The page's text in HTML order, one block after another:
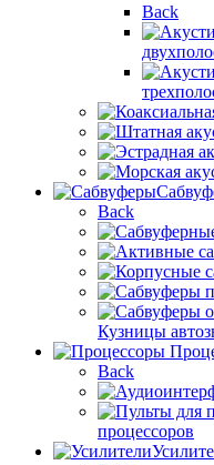
Back
Back
Кузницы
Back
процессоров